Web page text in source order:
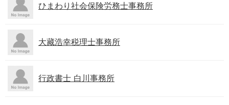
ひまわり社会保険労務士事務所
大藏浩幸税理士事務所
行政書士 白川事務所